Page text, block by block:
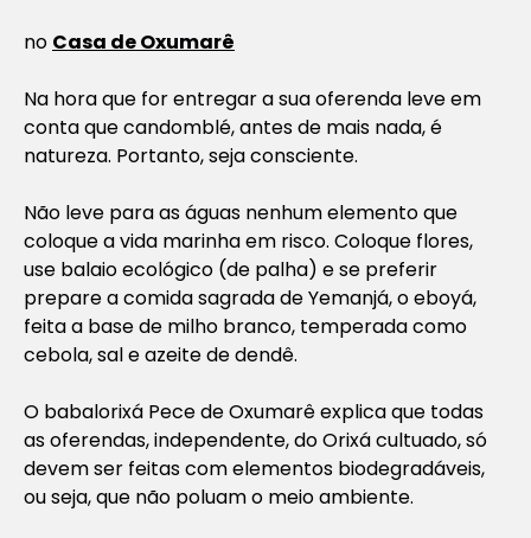
no Casa de Oxumarê
Na hora que for entregar a sua oferenda leve em
conta que candomblé, antes de mais nada, é
natureza. Portanto, seja consciente.
Não leve para as águas nenhum elemento que
coloque a vida marinha em risco. Coloque flores,
use balaio ecológico (de palha) e se preferir
prepare a comida sagrada de Yemanjá, o eboyá,
feita a base de milho branco, temperada como
cebola, sal e azeite de dendê.
O babalorixá Pece de Oxumarê explica que todas
as oferendas, independente, do Orixá cultuado, só
devem ser feitas com elementos biodegradáveis,
ou seja, que não poluam o meio ambiente.